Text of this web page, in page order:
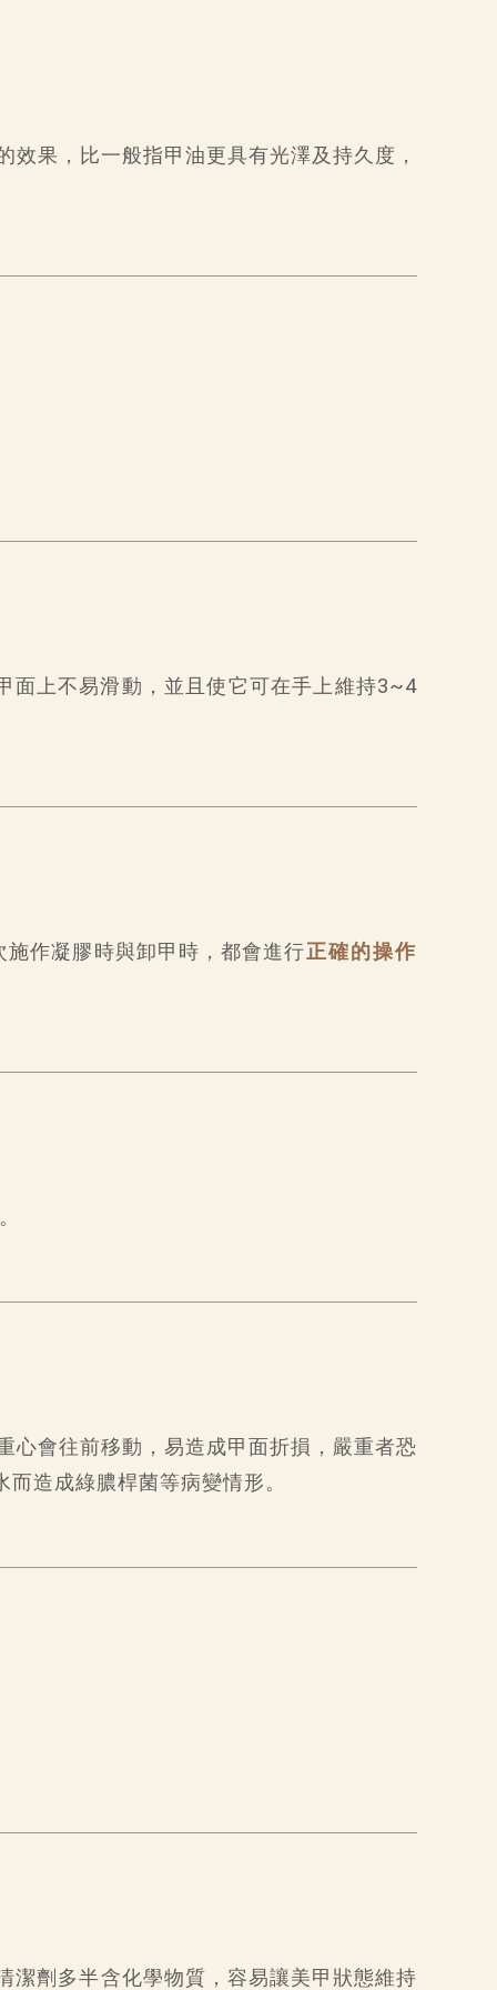
效果，比一般指甲油更具有光澤及持久度，
面上不易滑動，並且使它可在手上維持3~4
作凝膠時與卸甲時，都會進行正確的操作
心會往前移動，易造成甲面折損，嚴重者恐
造成綠膿桿菌等病變情形。
潔劑多半含化學物質，容易讓美甲狀態維持